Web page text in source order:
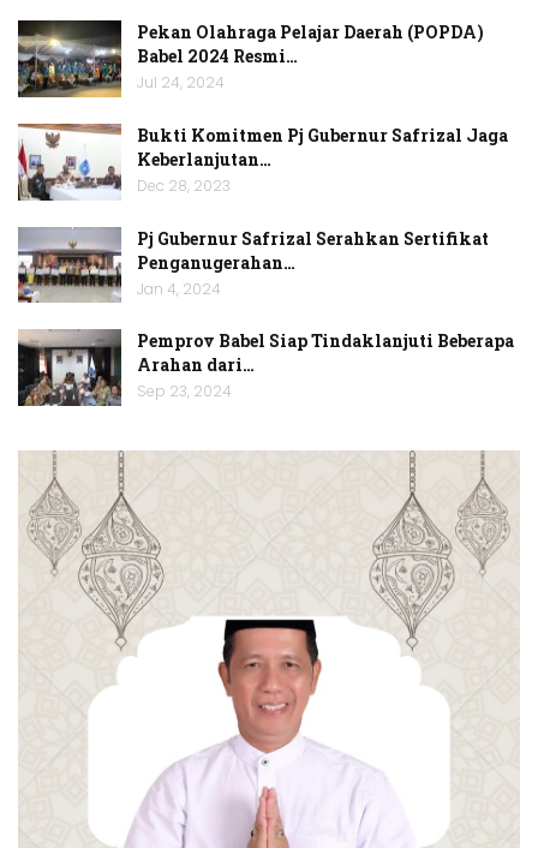
Pekan Olahraga Pelajar Daerah (POPDA)
Babel 2024 Resmi…
Jul 24, 2024
Bukti Komitmen Pj Gubernur Safrizal Jaga
Keberlanjutan…
Dec 28, 2023
Pj Gubernur Safrizal Serahkan Sertifikat
Penganugerahan…
Jan 4, 2024
Pemprov Babel Siap Tindaklanjuti Beberapa
Arahan dari…
Sep 23, 2024